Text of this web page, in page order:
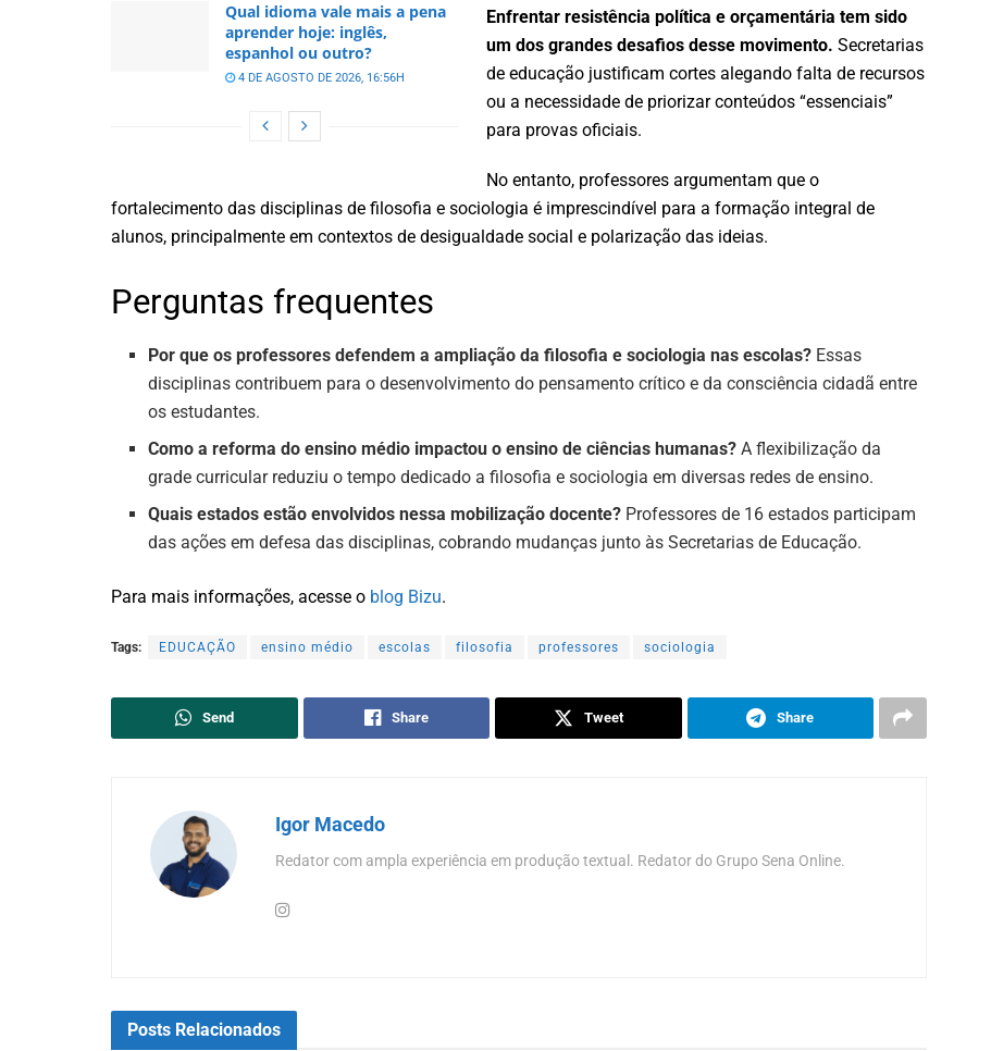
Qual idioma vale mais a pena
aprender hoje: inglês,
espanhol ou outro?
4 DE AGOSTO DE 2026, 16:56H
Enfrentar resistência política e orçamentária tem sido
um dos grandes desafios desse movimento. Secretarias
de educação justificam cortes alegando falta de recursos
ou a necessidade de priorizar conteúdos “essenciais”
para provas oficiais.
No entanto, professores argumentam que o
fortalecimento das disciplinas de filosofia e sociologia é imprescindível para a formação integral de
alunos, principalmente em contextos de desigualdade social e polarização das ideias.
Perguntas frequentes
Por que os professores defendem a ampliação da filosofia e sociologia nas escolas? Essas
disciplinas contribuem para o desenvolvimento do pensamento crítico e da consciência cidadã entre
os estudantes.
Como a reforma do ensino médio impactou o ensino de ciências humanas?A flexibilização da
grade curricular reduziu o tempo dedicado a filosofia e sociologia em diversas redes de ensino.
Quais estados estão envolvidos nessa mobilização docente? Professores de 16 estados participam
das ações em defesa das disciplinas, cobrando mudanças junto às Secretarias de Educação.
Para mais informações, acesse o blog Bizu.
Tags: EDUCAÇÃO ensino médio escolas filosofia professores sociologia
Send Share Tweet Share
Igor Macedo
Redator com ampla experiência em produção textual. Redator do Grupo Sena Online.
Posts Relacionados